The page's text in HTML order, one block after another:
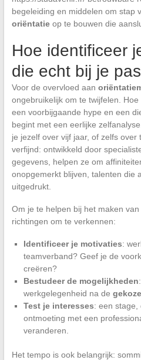
begeleiding en middelen om stap
oriëntatieop te bouwen die
Hoe identificeer
die echt bij je
Voor de overvloed aan
ongebruikelijk om te twijfelen.
een voorbijgaande hype en een
begint met een eerlijke
je jezelf over vijf jaar, of zelfs over
verfijnd: ontwikkeld door
gegevens, helpen ze om
onopgemerkt blijven, talenten die
uitgedrukt.
Om je te helpen bij het maken
richtingen om te verkennen:
Identificeer je motivaties:
teamverband? Geef je de
creëren?
Bestudeer de mogelijkheden
werkgelegenheid na de
Test je interesses: een stage,
ontmoeting met een
veranderen.
Het tempo is ook belangrijk: